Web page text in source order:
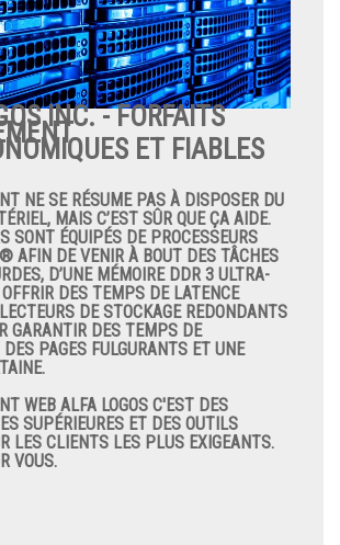
INC. - FORFAITS
ET FIABLES
NE SE RÉSUME PAS À DISPOSER DU
MAIS C’EST SÛR QUE ÇA AIDE.
SONT ÉQUIPÉS DE PROCESSEURS
AFIN DE VENIR À BOUT DES TÂCHES
D’UNE MÉMOIRE DDR 3 ULTRA-
DES TEMPS DE LATENCE
DE STOCKAGE REDONDANTS
GARANTIR DES TEMPS DE
PAGES FULGURANTS ET UNE
WEB ALFA LOGOS C'EST DES
SUPÉRIEURES ET DES OUTILS
LES CLIENTS LES PLUS EXIGEANTS.
VOUS.